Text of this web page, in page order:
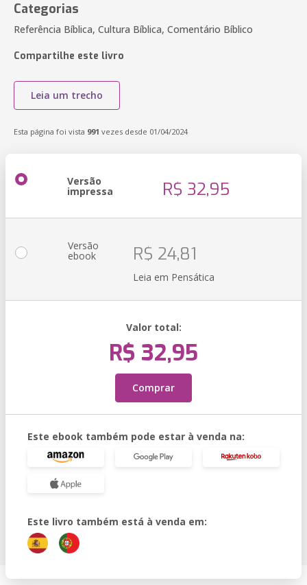
Categorias
Referência Bíblica, Cultura Bíblica, Comentário Bíblico
Compartilhe este livro
Leia um trecho
Esta página foi vista 991 vezes desde 01/04/2024
Versão
impressa R$ 32,95
Versão
ebook R$ 24,81
Leia em Pensática
Valor total:
R$ 32,95
Comprar
Este ebook também pode estar à venda na:
Este livro também está à venda em: